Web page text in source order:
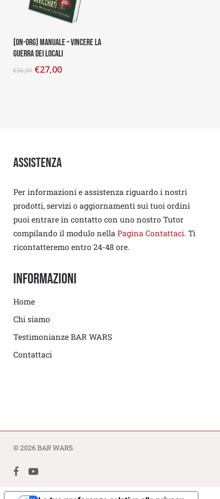
Aggiungi Al Carrello
[on-org] Manuale – Vincere la
Guerra dei Locali
€36,90 €27,00
Assistenza
Per informazioni e assistenza riguardo i nostri
prodotti, servizi o aggiornamenti sui tuoi ordini
puoi entrare in contatto con uno nostro Tutor
compilando il modulo nella Pagina Contattaci. Ti
ricontatteremo entro 24-48 ore.
Informazioni
Home
Chi siamo
Testimonianze BAR WARS
Contattaci
© 2026 BAR WARS.